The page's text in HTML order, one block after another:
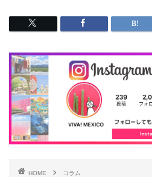
HOME
コラム